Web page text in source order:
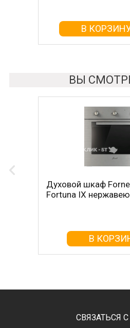
В
В
ВЫ
Духовой шкаф
Fortuna IX
В
СВЯЗАТЬСЯ